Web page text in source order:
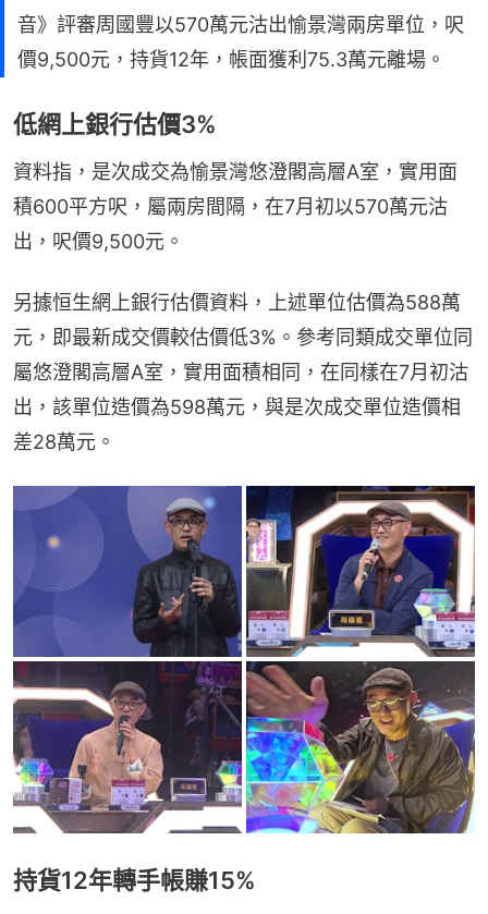
音》評審周國豐以570萬元沽出愉景灣兩房單位，呎
價9,500元，持貨12年，帳面獲利75.3萬元離場。
低網上銀行估價3%
資料指，是次成交為愉景灣悠澄閣高層A室，實用面
積600平方呎，屬兩房間隔，在7月初以570萬元沽
出，呎價9,500元。
另據恒生網上銀行估價資料，上述單位估價為588萬
元，即最新成交價較估價低3%。參考同類成交單位同
屬悠澄閣高層A室，實用面積相同，在同樣在7月初沽
出，該單位造價為598萬元，與是次成交單位造價相
差28萬元。
持貨12年轉手帳賺15%